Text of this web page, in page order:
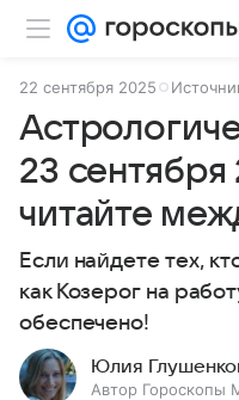
22 сентября 2025
23
читайте
Если найдете тех,
как Козерог на
обеспечено!
Юлия
Автор Гороскопы